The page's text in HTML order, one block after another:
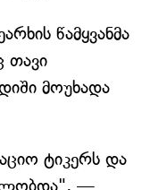
წამყვანმა
თავი
მოუხადა
ტიკერს და